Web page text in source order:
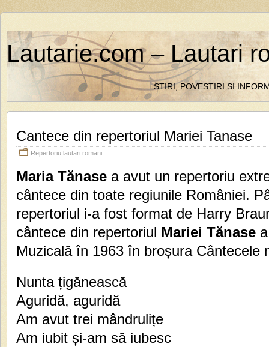
Lautarie.com – Lautari
STIRI, POVESTIRI SI
Cantece din repertoriul Mariei Tanase
Repertoriu lautari romani
Maria Tănase a avut un repertoriu
cântece din toate regiunile României.
repertoriul i-a fost format de Harry
cântece din repertoriul Mariei Tănase
Muzicală în 1963 în broșura Cântecele
Nunta țigănească
Aguridă, aguridă
Am avut trei mândrulițe
Am iubit și-am să iubesc